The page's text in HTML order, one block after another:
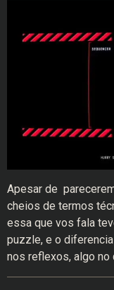
Apesar de
cheios de termos
essa que vos fala
puzzle, e o
nos reflexos, algo no